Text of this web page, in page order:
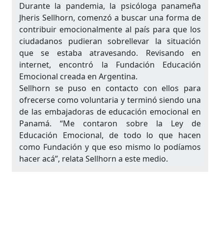
Durante la pandemia, la psicóloga panameña
Jheris Sellhorn, comenzó a buscar una forma de
contribuir emocionalmente al país para que los
ciudadanos pudieran sobrellevar la situación
que se estaba atravesando. Revisando en
internet, encontró la Fundación Educación
Emocional creada en Argentina.
Sellhorn se puso en contacto con ellos para
ofrecerse como voluntaria y terminó siendo una
de las embajadoras de educación emocional en
Panamá. “Me contaron sobre la Ley de
Educación Emocional, de todo lo que hacen
como Fundación y que eso mismo lo podíamos
hacer acá”, relata Sellhorn a este medio.